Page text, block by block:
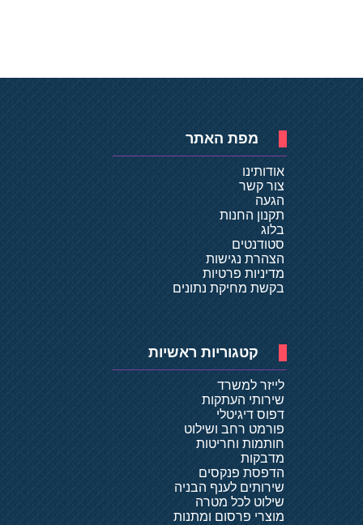
מפת האתר
אודותינו
צור קשר
הגעה
תקנון החנות
בלוג
סטודנטים
הצהרת נגישות
מדיניות פרטיות
בקשת מחיקת נתונים
קטגוריות ראשיות
לייזר למשרד
שירותי העתקות
דפוס דיגיטלי
פורמט רחב ושילוט
חותמות וחריטות
מדבקות
הדפסת פנקסים
שירותים לענף הבניה
שילוט לכל מטרה
מוצרי פרסום ומתנות